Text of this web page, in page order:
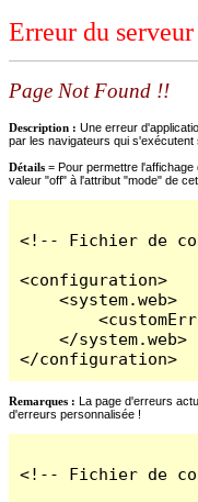
Erreur du
Page Not Found !!
Description : Une erreur
par les navigateurs qui s'exécutent
Détails = Pour permettre
valeur "off" à l'attribut "mode" de
<!-- Fichier de
<configuration>
    <system.web>
    </system.web>
</configuration>
Remarques : La page d'erreurs
d'erreurs personnalisée !
<!-- Fichier de